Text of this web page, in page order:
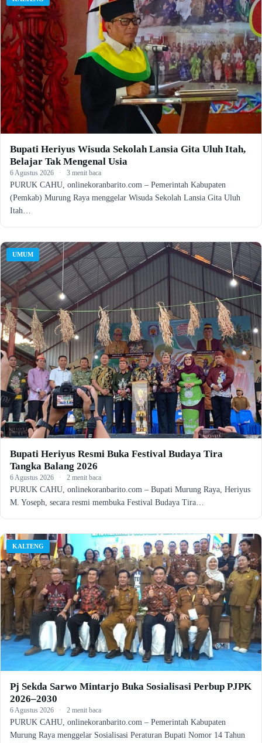
Bupati Heriyus Wisuda Sekolah Lansia Gita Uluh Itah,
Belajar Tak Mengenal Usia
6 Agustus 2026 · 3 menit baca
PURUK CAHU, onlinekoranbarito.com – Pemerintah Kabupaten
(Pemkab) Murung Raya menggelar Wisuda Sekolah Lansia Gita Uluh
Itah…
UMUM
Bupati Heriyus Resmi Buka Festival Budaya Tira
Tangka Balang 2026
6 Agustus 2026 · 2 menit baca
PURUK CAHU, onlinekoranbarito.com – Bupati Murung Raya, Heriyus
M. Yoseph, secara resmi membuka Festival Budaya Tira…
KALTENG
Pj Sekda Sarwo Mintarjo Buka Sosialisasi Perbup PJPK
2026–2030
6 Agustus 2026 · 2 menit baca
PURUK CAHU, onlinekoranbarito.com – Pemerintah Kabupaten
Murung Raya menggelar Sosialisasi Peraturan Bupati Nomor 14 Tahun